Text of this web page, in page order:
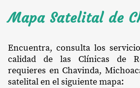
Mapa Satelital de
Encuentra, consulta los
calidad de las Clínicas de
requieres en Chavinda,
satelital en el siguiente mapa: